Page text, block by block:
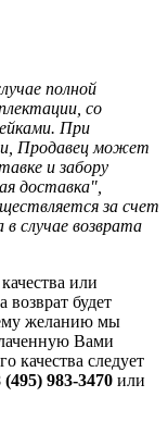
полной
со
При
Продавец может
и забору
доставка",
за счет
случае возврата
или
возврат будет
желанию мы
Вами
качества следует
(495) 983-3470 или